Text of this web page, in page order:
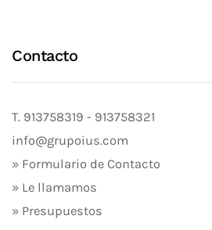
Contacto
T. 913758319 - 913758321
info@grupoius.com
» Formulario de Contacto
» Le llamamos
» Presupuestos